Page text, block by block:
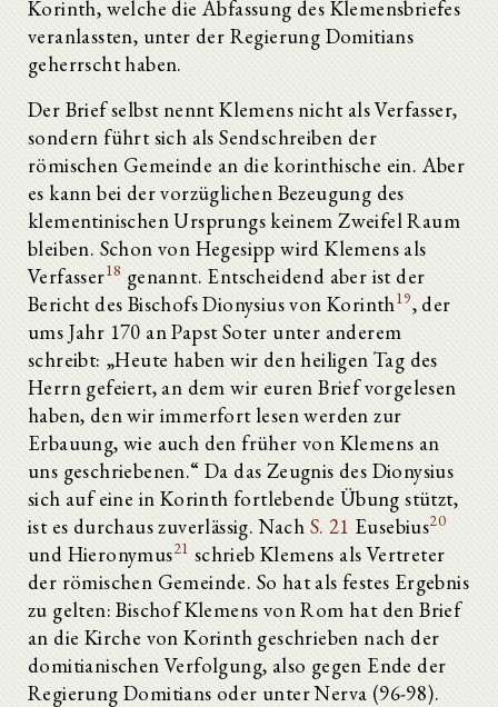
Korinth, welche die Abfassung des Klemensbriefes
veranlassten, unter der Regierung Domitians
geherrscht haben.
Der Brief selbst nennt Klemens nicht als Verfasser,
sondern führt sich als Sendschreiben der
römischen Gemeinde an die korinthische ein. Aber
es kann bei der vorzüglichen Bezeugung des
klementinischen Ursprungs keinem Zweifel Raum
bleiben. Schon von Hegesipp wird Klemens als
Verfasser18 genannt. Entscheidend aber ist der
Bericht des Bischofs Dionysius von Korinth19, der
ums Jahr 170 an Papst Soter unter anderem
schreibt: „Heute haben wir den heiligen Tag des
Herrn gefeiert, an dem wir euren Brief vorgelesen
haben, den wir immerfort lesen werden zur
Erbauung, wie auch den früher von Klemens an
uns geschriebenen.“ Da das Zeugnis des Dionysius
sich auf eine in Korinth fortlebende Übung stützt,
ist es durchaus zuverlässig. Nach S. 21 Eusebius20
und Hieronymus21 schrieb Klemens als Vertreter
der römischen Gemeinde. So hat als festes Ergebnis
zu gelten: Bischof Klemens von Rom hat den Brief
an die Kirche von Korinth geschrieben nach der
domitianischen Verfolgung, also gegen Ende der
Regierung Domitians oder unter Nerva (96-98).